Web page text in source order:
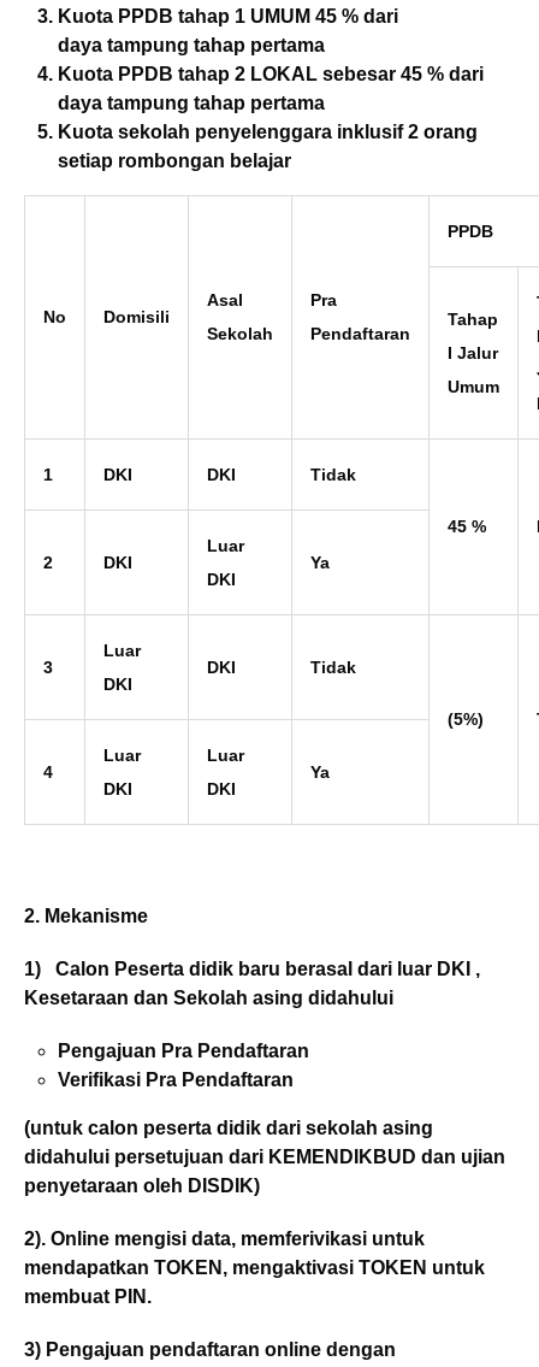
Kuota PPDB tahap 1 UMUM 45 % dari
daya tampung tahap pertama
Kuota PPDB tahap 2 LOKAL sebesar 45 % dari
daya tampung tahap pertama
Kuota sekolah penyelenggara inklusif 2 orang
setiap rombongan belajar
No Domisili
Asal
Sekolah
Pra
Pendaftaran
PPDB
Tahap
I Jalur
Umum
1 DKI DKI Tidak
45 %
2
DKI
Luar
DKI
Ya
3
Luar
DKI
DKI Tidak
(5%)
4
Luar
DKI
Luar
DKI
Ya
2. Mekanisme
1) Calon Peserta didik baru berasal dari luar DKI ,
Kesetaraan dan Sekolah asing didahului
Pengajuan Pra Pendaftaran
Verifikasi Pra Pendaftaran
(untuk calon peserta didik dari sekolah asing
didahului persetujuan dari KEMENDIKBUD dan ujian
penyetaraan oleh DISDIK)
2). Online mengisi data, memferivikasi untuk
mendapatkan TOKEN, mengaktivasi TOKEN untuk
membuat PIN.
3) Pengajuan pendaftaran online dengan